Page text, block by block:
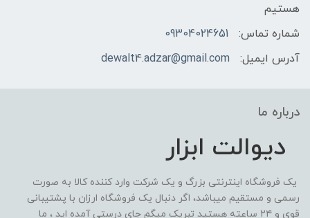
هستیم
شماره تماس:
09304024651
آدرس ایمیل:
dewalt4.adzar@gmail.com
درباره ما
دیوالت ابزار
یک فروشگاه اینترنتی بزرگ و یک شرکت وارد کننده کالا به صورت
رسمی و مستقیم میباشد، اگر دنبال یک فروشگاه ارزان با پشتیبانی
قوی و ۲۴ ساعته هستید تبریک میگم جای درستی آمده اید ، ما